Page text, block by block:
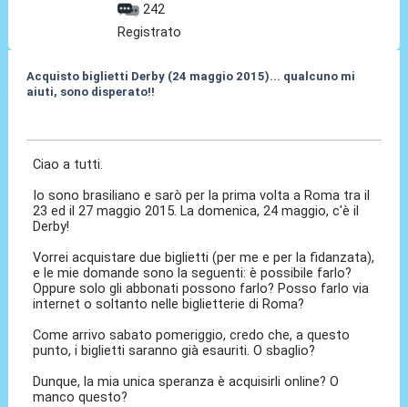
242
Registrato
Acquisto biglietti Derby (24 maggio 2015)... qualcuno mi
aiuti, sono disperato!!
Ciao a tutti.
Io sono brasiliano e sarò per la prima volta a Roma tra il
23 ed il 27 maggio 2015. La domenica, 24 maggio, c'è il
Derby!
Vorrei acquistare due biglietti (per me e per la fidanzata),
e le mie domande sono la seguenti: è possibile farlo?
Oppure solo gli abbonati possono farlo? Posso farlo via
internet o soltanto nelle biglietterie di Roma?
Come arrivo sabato pomeriggio, credo che, a questo
punto, i biglietti saranno già esauriti. O sbaglio?
Dunque, la mia unica speranza è acquisirli online? O
manco questo?